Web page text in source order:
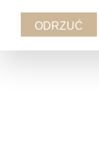
ODRZUĆ